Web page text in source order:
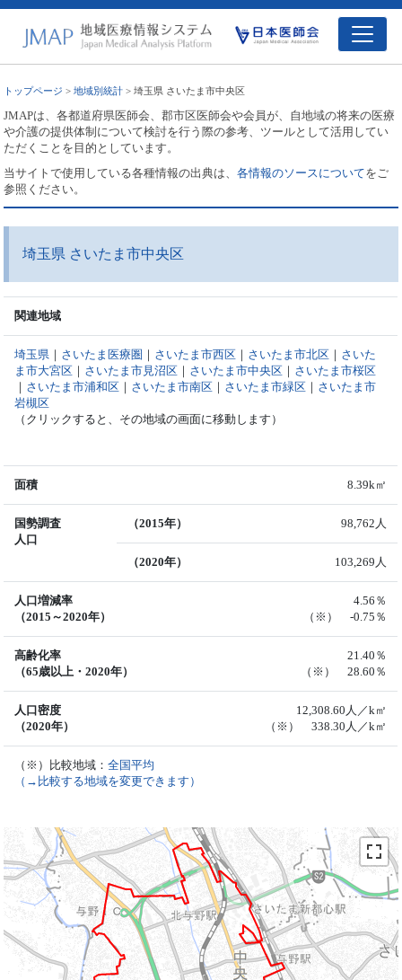
トップページ >地域別統計 > 埼玉県 さいたま市中央区
JMAPは、各都道府県医師会、郡市区医師会や会員が、自地域の将来の医療
や介護の提供体制について検討を行う際の参考、ツールとして活用してい
ただくことを目的としています。
当サイトで使用している各種情報の出典は、各情報のソースについてをご
参照ください。
埼玉県 さいたま市中央区
関連地域
埼玉県 ｜ さいたま医療圏 ｜ さいたま市西区 ｜ さいたま市北区 ｜ さいた
ま市大宮区 ｜ さいたま市見沼区 ｜ さいたま市中央区 ｜ さいたま市桜区
｜ さいたま市浦和区 ｜ さいたま市南区 ｜ さいたま市緑区 ｜ さいたま市
岩槻区
（クリックすると、その地域の画面に移動します）
面積 8.39k㎡
国勢調査
人口
（2015年） 98,762人
（2020年） 103,269人
人口増減率
（2015～2020年）
4.56％
（※） -0.75％
高齢化率
（65歳以上・2020年）
21.40％
（※） 28.60％
人口密度
（2020年）
12,308.60人／k㎡
（※） 338.30人／k㎡
（※）比較地域：全国平均
（→比較する地域を変更できます）